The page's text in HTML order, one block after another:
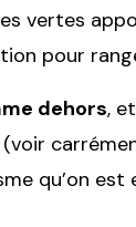
vertes
pour
dehors,
qu’on est